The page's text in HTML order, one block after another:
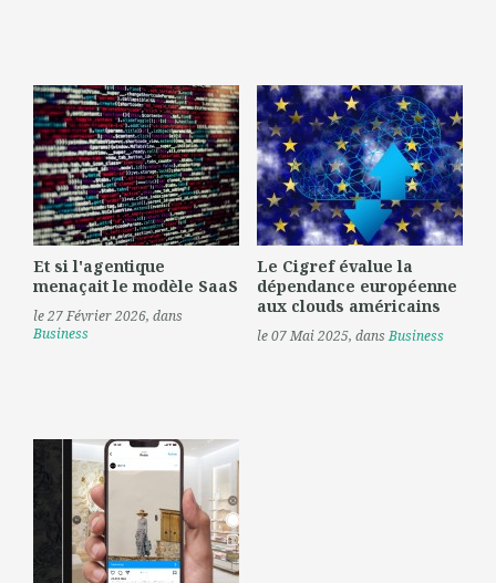
Et si l'agentique
menaçait le modèle SaaS
le 27 Février 2026, dans
Business
Le Cigref évalue la
dépendance européenne
aux clouds américains
le 07 Mai 2025, dansBusiness